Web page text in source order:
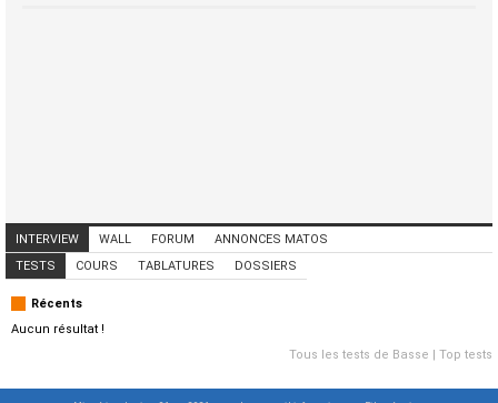
INTERVIEW WALL FORUM
ANNONCES MATOS
ANNONCES MUSICIENS
CONCERTS
TESTS COURS TABLATURES DOSSIERS
Récents
Aucun résultat !
Tous les tests de Basse
Top tests